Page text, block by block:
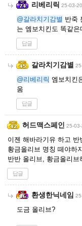
리베리릭 25-03-
@갈라치기감별 반죽
는 엠보치킨도 똑같은
답글
갈라치기감별
@리베리릭 엠보치킨
움
답글
허드맥스페인 25-
이젠 해바라기유 하고 반
황금올리브 명칭 떼야하
반반 올리브, 황금올리
답글
환생한닉네임
도금 올리브?